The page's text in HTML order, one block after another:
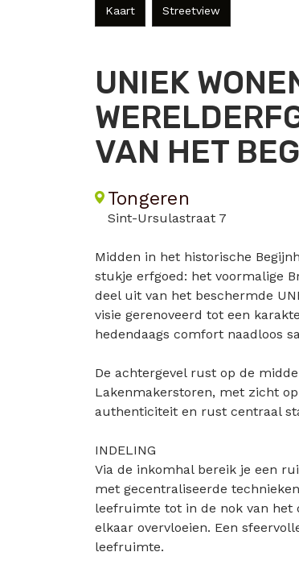
UNIEK
VAN HET
Tongeren
Sint-Ursulastraat 7
Kaart Streetview
Midden in het historische
stukje erfgoed: het voormalige
deel uit van het beschermde
visie gerenoveerd tot een
hedendaags comfort naadloos
De achtergevel rust op de
Lakenmakerstoren, met zicht
authenticiteit en rust centraal
INDELING
Via de inkomhal bereik je een
met gecentraliseerde
leefruimte tot in de nok van het
elkaar overvloeien. Een
leefruimte.